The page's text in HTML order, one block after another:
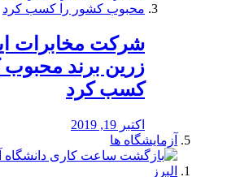
شرکت مخابرات
زرین برند محبوب
کسب کرد
اکتبر 19, 2019
آزمایشگاه ها